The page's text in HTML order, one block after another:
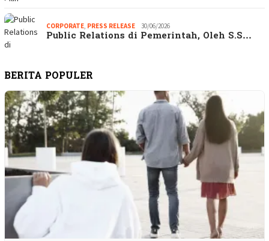
CORPORATE, PRESS RELEASE 30/06/2026
Public Relations di Pemerintah, Oleh S.S…
BERITA POPULER